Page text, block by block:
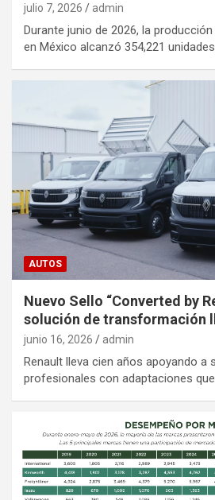
julio 7, 2026 admin
Durante junio de 2026, la
en México alcanzó 354,221
AUTOS
Nuevo Sello “Converted by
solución de transformación
junio 16, 2026 admin
Renault lleva cien años apoyando a
profesionales con adaptaciones que